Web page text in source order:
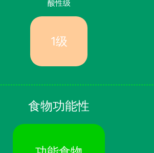
酸性级
1级
食物功能性